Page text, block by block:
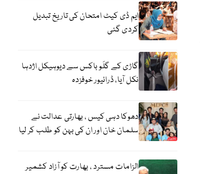
ایم ڈی کیٹ امتحان کی تاریخ تبدیل
کردی گئی
گاڑی کے گلَو باکس سے دیوہیکل اژدہا
نکل آیا، ڈرائیور خوفزدہ
دھوکا دہی کیس ، بھارتی عدالت نے
سلمان خان اور ان کی بہن کو طلب کر لیا
الزامات مسترد ، بھارت کو آزاد کشمیر